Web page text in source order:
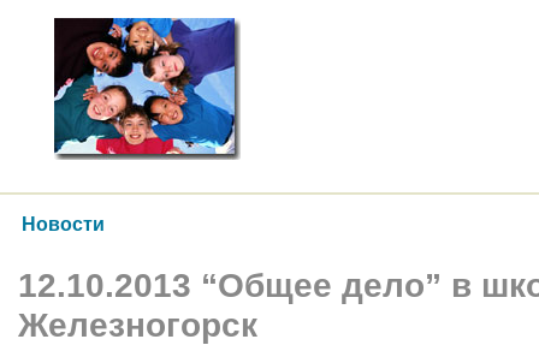
Новости
12.10.2013 “Общее дело” в
Железногорск